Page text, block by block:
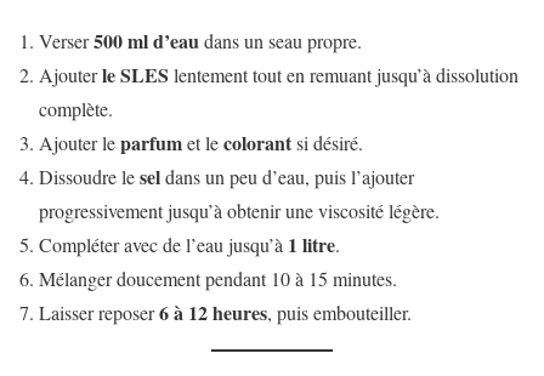
Verser500 ml d’eaudans un seau propre.
Ajouterle SLES lentement tout en remuant jusqu’à dissolution
complète.
Ajouter leparfumet lecolorantsi désiré.
Dissoudre leseldans un peu d’eau, puis l’ajouter
progressivement jusqu’à obtenir une viscosité légère.
Compléter avec de l’eau jusqu’à 1 litre.
Mélanger doucement pendant 10 à 15 minutes.
Laisser reposer6 à 12 heures, puis embouteiller.